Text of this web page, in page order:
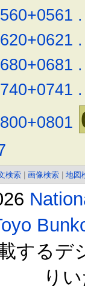
.
.
.
.
検索 画像検索 地図
するデ
り